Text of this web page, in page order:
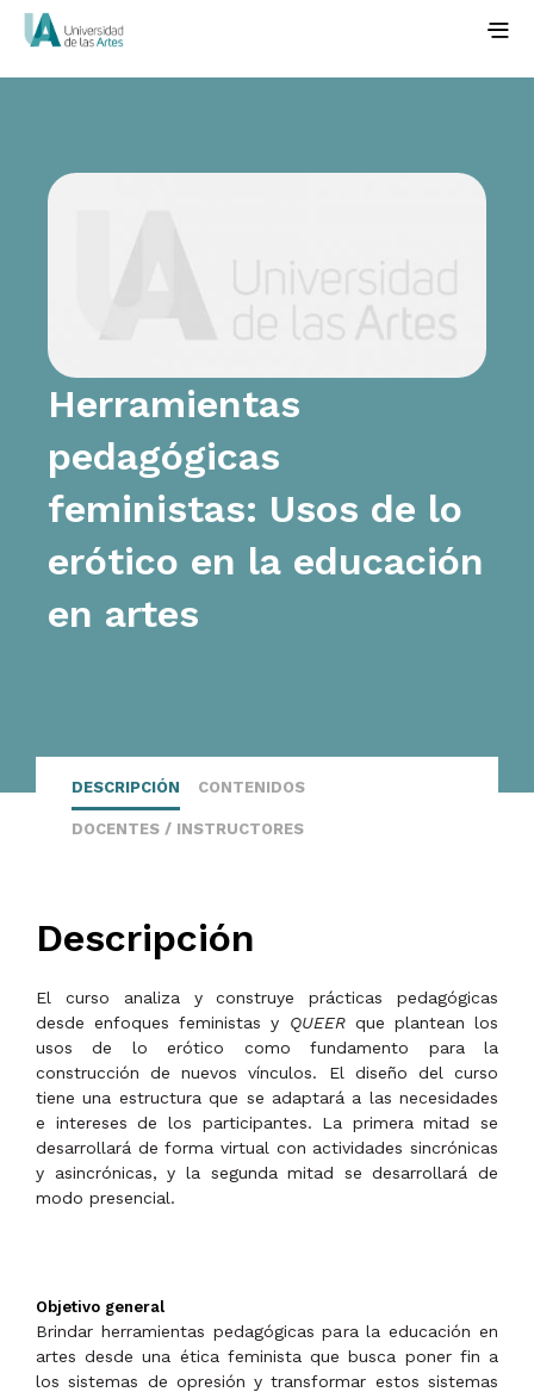
Herramientas
pedagógicas
feministas: Usos de lo
erótico en la educación
en artes
DESCRIPCIÓN CONTENIDOS
DOCENTES / INSTRUCTORES
Descripción
El curso analiza y construye prácticas pedagógicas
desde enfoques feministas y QUEERque plantean los
usos de lo erótico como fundamento para la
construcción de nuevos vínculos. El diseño del curso
tiene una estructura que se adaptará a las necesidades
e intereses de los participantes. La primera mitad se
desarrollará de forma virtual con actividades sincrónicas
y asincrónicas, y la segunda mitad se desarrollará de
modo presencial.
Objetivo general
Brindar herramientas pedagógicas para la educación en
artes desde una ética feminista que busca poner fin a
los sistemas de opresión y transformar estos sistemas